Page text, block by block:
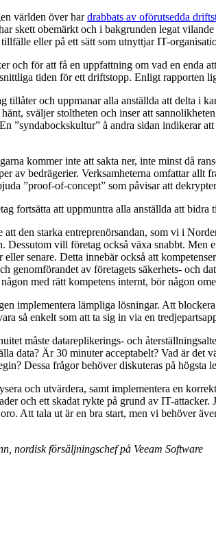
världen över hardrabbats av oförutsedda
skett obemärkt och i bakgrunden legat
eller på ett sätt som utnyttjar IT-
och för att få en uppfattning om vad en enda
tiden för ett driftstopp. Enligt rapporten
tillåter och uppmanar alla anställda att delta i
sväljer stoltheten och inser att
”syndabockskultur” å andra sidan indikerar
kommer inte att sakta ner, inte minst då
av bedrägerier. Verksamheterna omfattar
”proof-of-concept” som påvisar att
fortsätta att uppmuntra alla anställda att
att den starka entreprenörsandan, som vi i
Dessutom vill företag också växa snabbt.
senare. Detta innebär också att
genomförandet av företagets säkerhets- och
med rätt kompetens internt, bör någon
implementera lämpliga lösningar. Att
så enkelt som att ta sig in via en
måste datareplikerings- och
data? Är 30 minuter acceptabelt? Vad är
Dessa frågor behöver diskuteras på
och utvärdera, samt implementera en
och ett skadat rykte på grund av IT-
Att tala ut är en bra start, men vi behöver
nordisk försäljningschef på Veeam Software